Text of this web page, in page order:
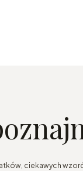
ciekawych